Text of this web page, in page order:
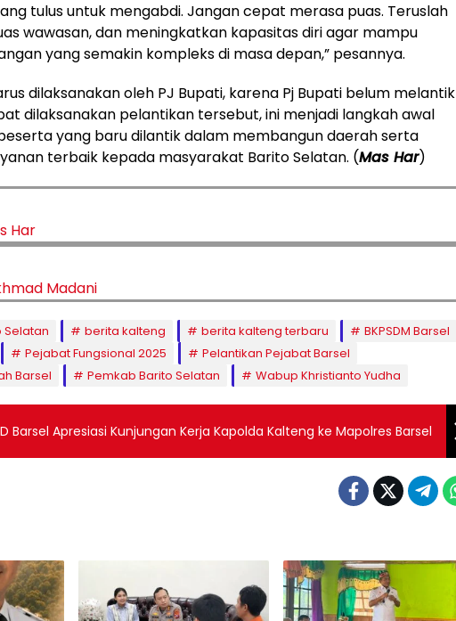
tulus untuk mengabdi. Jangan cepat merasa puas. Teruslah
wawasan, dan meningkatkan kapasitas diri agar mampu
yang semakin kompleks di masa depan,” pesannya.
dilaksanakan oleh PJ Bupati, karena Pj Bupati belum melantik
dilaksanakan pelantikan tersebut, ini menjadi langkah awal
yang baru dilantik dalam membangun daerah serta
terbaik kepada masyarakat Barito Selatan. (Mas Har)
Har
Madani
Selatan berita kalteng berita kalteng terbaru
BKPSDM Barsel
Pejabat Fungsional 2025
Pelantikan Pejabat Barsel
Barsel
Pemkab Barito Selatan Wabup Khristianto Yudha
Barsel Apresiasi Kunjungan Kerja Kapolda Kalteng ke Mapolres Barsel